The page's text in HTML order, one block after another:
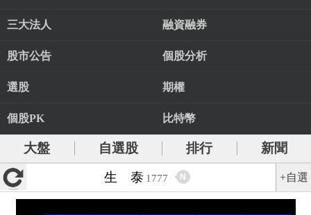
三大法人 融資融券
股市公告 個股分析
選股 期權
個股PK 比特幣
大盤 自選股 排行
新聞
生 泰 1777 N +自選